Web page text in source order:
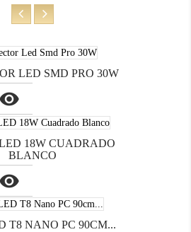
LED SMD PRO 30W

18W CUADRADO
BLANCO

T8 NANO PC 90CM...